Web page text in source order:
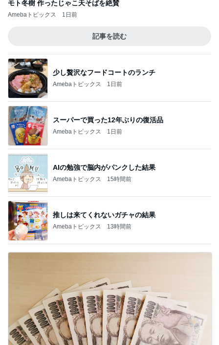
モト冬樹 作ったじゃこ天そばを絶賛
Amebaトピックス 1日前
記事を読む
少し贅沢なフードコートのランチ
Amebaトピックス 1日前
スーパーで買った12年ぶりの復活品
Amebaトピックス 1日前
AIの勉強で脳内がパンクした結果
Amebaトピックス 15時間前
推しは来てくれないガチャの結果
Amebaトピックス 13時間前